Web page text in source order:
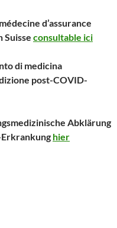
d’assurance
Suisse consultable ici
di medicina
post-COVID-
Abklärung
hier